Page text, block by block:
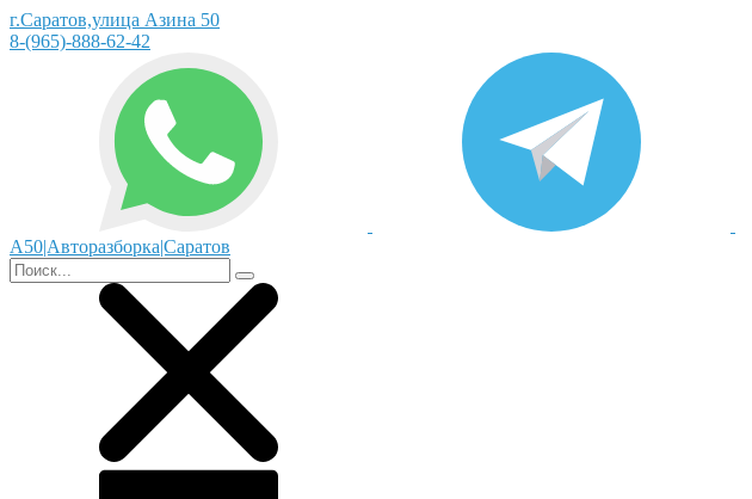
г.Саратов,улица Азина 50
8-(965)-888-62-42
А50|Авторазборка|Саратов